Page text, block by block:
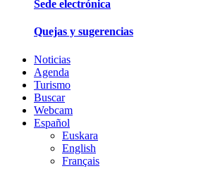
Sede electrónica
Quejas y sugerencias
Noticias
Agenda
Turismo
Buscar
Webcam
Español
Euskara
English
Français